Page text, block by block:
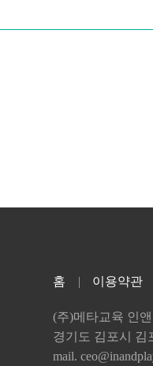
홈 이용약관
(주)메타교육 인앤
경기도 김포시 김
mail.